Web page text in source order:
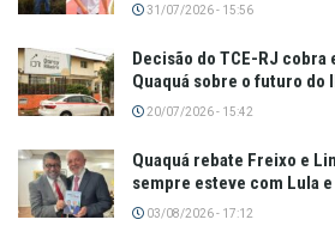
31/07/2026 - 15:56
Decisão do TCE-RJ
Quaquá sobre o futuro do
20/07/2026 - 15:42
Quaquá rebate Freixo e
sempre esteve com Lula e
03/08/2026 - 17:12